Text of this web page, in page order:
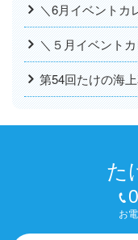
＼6月イベントカ
＼５月イベント
第54回たけの海
た
お